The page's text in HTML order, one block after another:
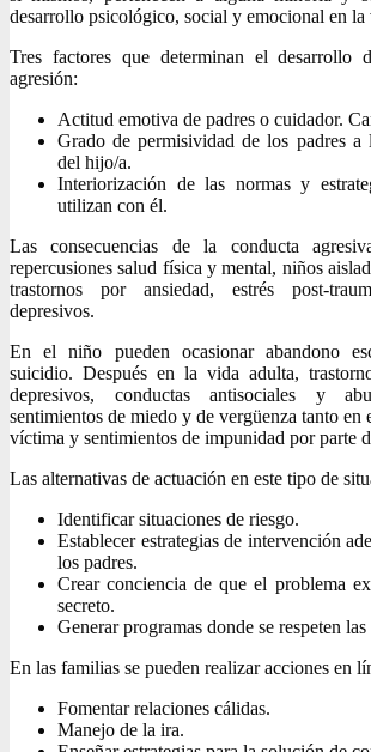
desarrollo psicológico, social y emocional en la
Tres factores que determinan el desarrollo
agresión:
Actitud emotiva de padres o cuidador.
Grado de permisividad de los padres a
del hijo/a.
Interiorización de las normas y
utilizan con él.
Las consecuencias de la conducta
repercusiones salud física y mental, niños
trastornos por ansiedad, estrés post-
depresivos.
En el niño pueden ocasionar abandono
suicidio. Después en la vida adulta,
depresivos, conductas antisociales y
sentimientos de miedo y de vergüenza tanto en
víctima y sentimientos de impunidad por parte
Las alternativas de actuación en este tipo de
Identificar situaciones de riesgo.
Establecer estrategias de intervención
los padres.
Crear conciencia de que el problema
secreto.
Generar programas donde se respeten
En las familias se pueden realizar acciones en
Fomentar relaciones cálidas.
Manejo de la ira.